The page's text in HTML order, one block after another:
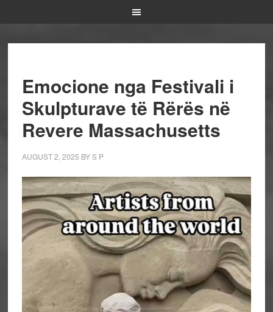
Emocione nga Festivali i
Skulpturave të Rërës në
Revere Massachusetts
AUGUST 2, 2025 BYS P